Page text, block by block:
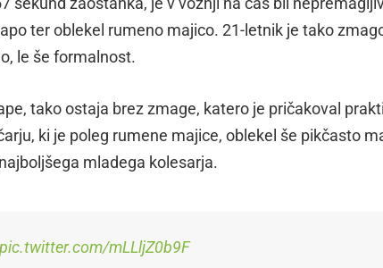
ter oblekel rumeno majico. 21-letnik je tako
le še formalnost.
tako ostaja brez zmage, katero je pričakoval
ki je poleg rumene majice, oblekel še pikčasto
mladega kolesarja.
pic.twitter.com/mLLljZ0b9F